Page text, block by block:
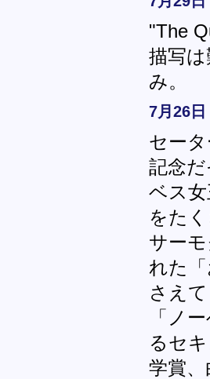
"The
描写
み。
7月26日
セー
記念
ベス
をた
サー
れた
さえて
「ノ
るセ
学賞